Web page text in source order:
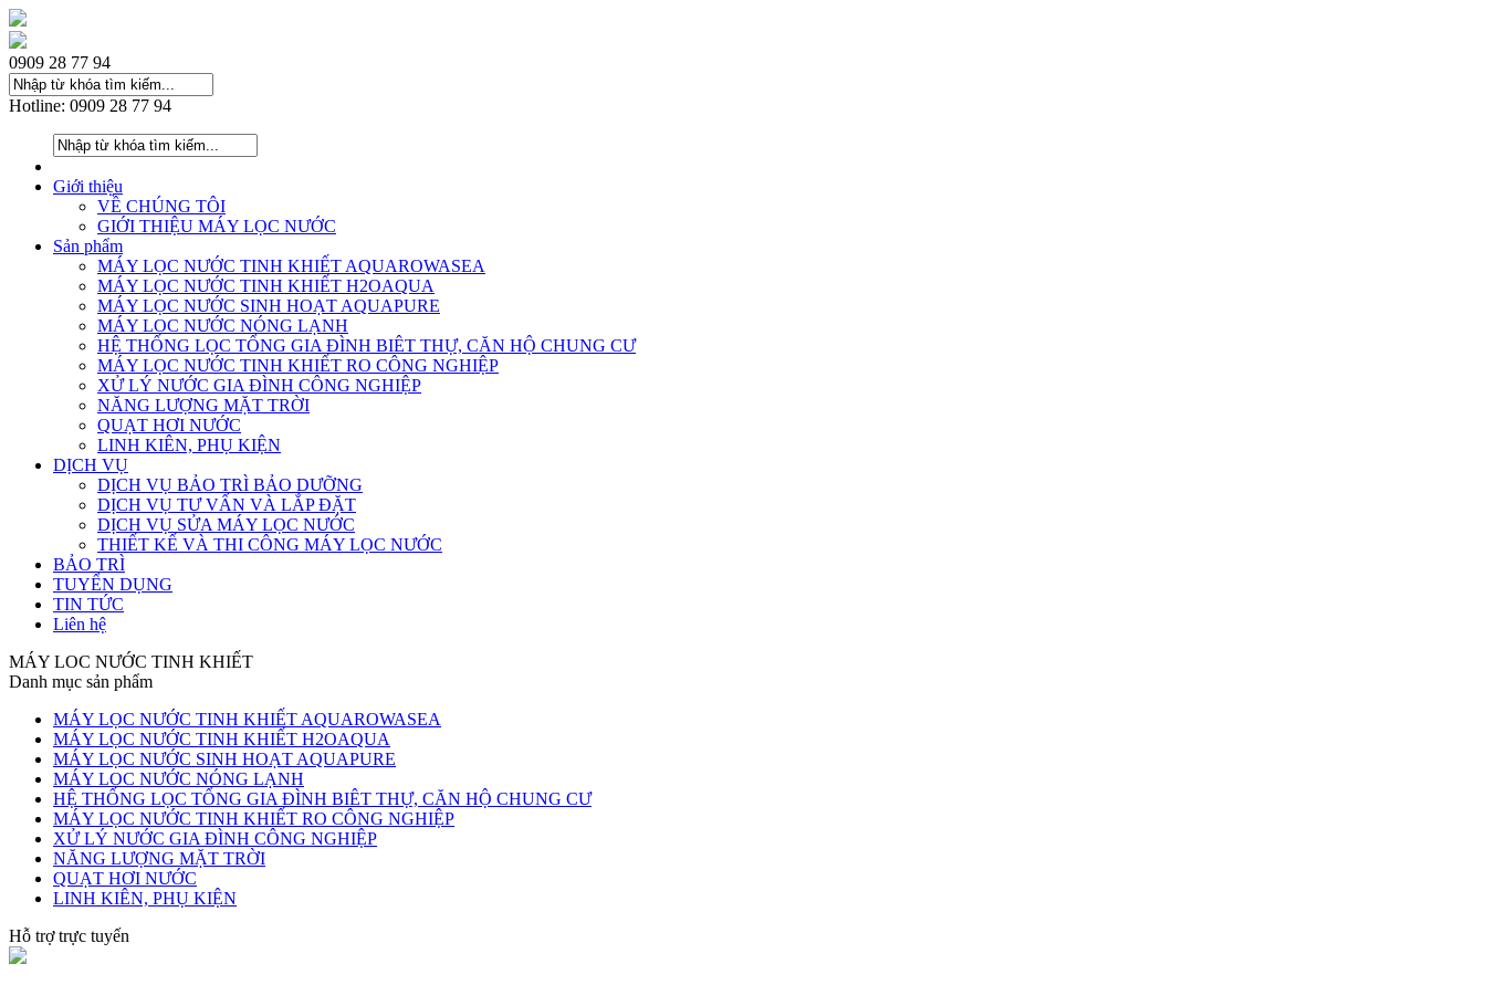
0909 28 77 94
Hotline: 0909 28 77 94
Giới thiệu
VỀ CHÚNG TÔI
GIỚI THIỆU MÁY LỌC NƯỚC
Sản phẩm
MÁY LỌC NƯỚC TINH KHIẾT AQUAROWASEA
MÁY LỌC NƯỚC TINH KHIẾT H2OAQUA
MÁY LỌC NƯỚC SINH HOẠT AQUAPURE
MÁY LOC NƯỚC NÓNG LẠNH
HỆ THỐNG LỌC TỔNG GIA ĐÌNH BIÊT THỰ, CĂN HỘ CHUNG CƯ
MÁY LỌC NƯỚC TINH KHIẾT RO CÔNG NGHIỆP
XỬ LÝ NƯỚC GIA ĐÌNH CÔNG NGHIỆP
NĂNG LƯỢNG MẶT TRỜI
QUẠT HƠI NƯỚC
LINH KIÊN, PHỤ KIỆN
DỊCH VỤ
DỊCH VỤ BẢO TRÌ BẢO DƯỠNG
DỊCH VỤ TƯ VẤN VÀ LẮP ĐẶT
DỊCH VỤ SỬA MÁY LỌC NƯỚC
THIẾT KẾ VÀ THI CÔNG MÁY LỌC NƯỚC
BẢO TRÌ
TUYỂN DỤNG
TIN TỨC
Liên hệ
MÁY LOC NƯỚC TINH KHIẾT
Danh mục sản phẩm
MÁY LỌC NƯỚC TINH KHIẾT AQUAROWASEA
MÁY LỌC NƯỚC TINH KHIẾT H2OAQUA
MÁY LỌC NƯỚC SINH HOẠT AQUAPURE
MÁY LOC NƯỚC NÓNG LẠNH
HỆ THỐNG LỌC TỔNG GIA ĐÌNH BIÊT THỰ, CĂN HỘ CHUNG CƯ
MÁY LỌC NƯỚC TINH KHIẾT RO CÔNG NGHIỆP
XỬ LÝ NƯỚC GIA ĐÌNH CÔNG NGHIỆP
NĂNG LƯỢNG MẶT TRỜI
QUẠT HƠI NƯỚC
LINH KIÊN, PHỤ KIỆN
Hỗ trợ trực tuyến